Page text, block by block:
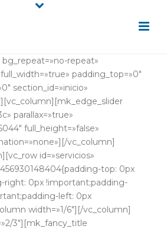
repeat»
padding_top=»0″
section_id=»inicio»
parallax=»true»
full_height=»false»
vc_column]
id=»servicios»
top: 0px
right: 0px !important;padding-
left: 0px
width=»1/6″][/vc_column]
3″][mk_fancy_title